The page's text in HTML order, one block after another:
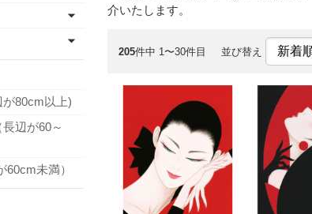
介いたします。
205件中 1〜30件目 並び替え
80cm以上)
辺が60～
未満）